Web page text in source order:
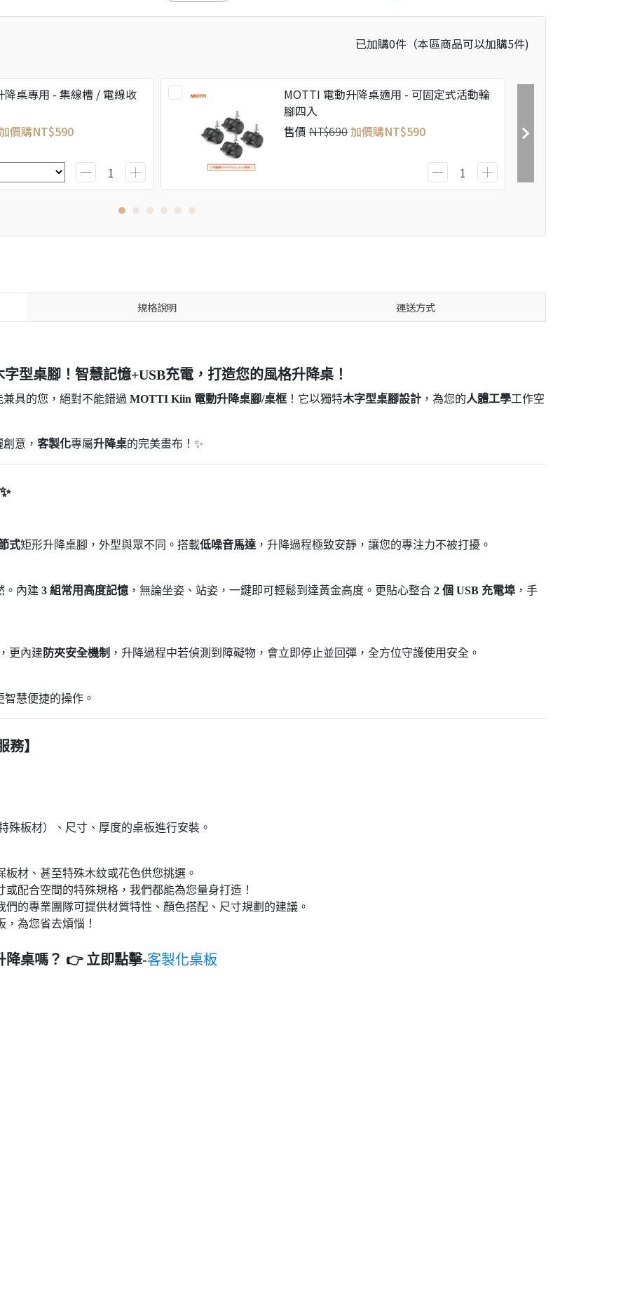
已加購0件 （本區商品可以加購5件)
降桌專用 - 集線槽 / 電線收
價購NT$590
MOTTI 電動升降桌適用 - 可固定式活動輪
腳四入
售價 NT$690加價購NT$590
規格說明 運送方式
型桌腳！智慧記憶+USB充電，打造您的風格升降桌！
具的您，絕對不能錯過 MOTTI Kiin 電動升降桌腳/桌框 ！它以獨特木字型桌腳設計 ，為您的人體工學工作空
意， 客製化專屬升降桌的完美畫布！✨
式矩形升降桌腳，外型與眾不同。搭載低噪音馬達 ，升降過程極致安靜，讓您的專注力不被打擾。
。內建 3 組常用高度記憶 ，無論坐姿、站姿，一鍵即可輕鬆到達黃金高度。更貼心整合 2 個 USB 充電埠 ，手
更內建防夾安全機制 ，升降過程中若偵測到障礙物，會立即停止並回彈，全方位守護使用安全。
智慧便捷的操作。
務】
殊板材）、尺寸、厚度的桌板進行安裝。
板材、甚至特殊木紋或花色供您挑選。
或配合空間的特殊規格，我們都能為您量身打造！
們的專業團隊可提供材質特性、顏色搭配、尺寸規劃的建議。
為您省去煩惱！
降桌嗎？ 👉 立即點擊-客製化桌板